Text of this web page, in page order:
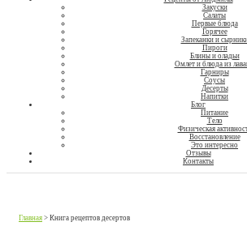
Закуски
Салаты
Первые блюда
Горячее
Запеканки и
Пироги
Блины и оладьи
Омлет и блюда из
Гарниры
Соусы
Десерты
Напитки
Блог
Питание
Тело
Физическая
Восстановление
Это интересно
Отзывы
Контакты
Главная > Книга рецептов десертов